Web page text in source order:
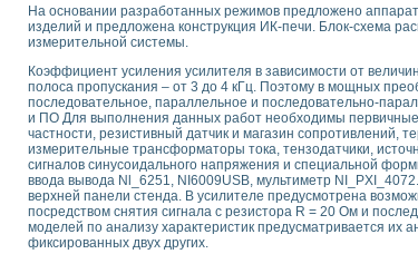
цвета модели CIE L*a*b с использованием LabVIEW
характеристик солнечных элементов и модулей
программно - аппаратного комплекса NI - Motion
газовых пузырьков по данным эхолокационного
тиристорным электроприводом
INSTRUMENTS для автоматизации процесса очистки
стенда для исследования плазменных процессов синтеза
диагностики плазмы
дифракционные датчики малых перемещений и
На основании разработанных режимов предложено
изделий и предложена конструкция ИК-печи. Блок-схема
измерительной системы.
Коэффициент усиления усилителя в зависимости от
полоса пропускания – от 3 до 4 кГц. Поэтому в мощных
последовательное, параллельное и последовательно-
и ПО Для выполнения данных работ необходимы
частности, резистивный датчик и магазин сопротивлений,
измерительные трансформаторы тока, тензодатчики,
сигналов синусоидального напряжения и специальной
ввода вывода Nl_6251, NI6009USB, мультиметр
верхней панели стенда. В усилителе предусмотрена
посредством снятия сигнала с резистора R = 20 Ом и
моделей по анализу характеристик предусматривается их
фиксированных двух других.